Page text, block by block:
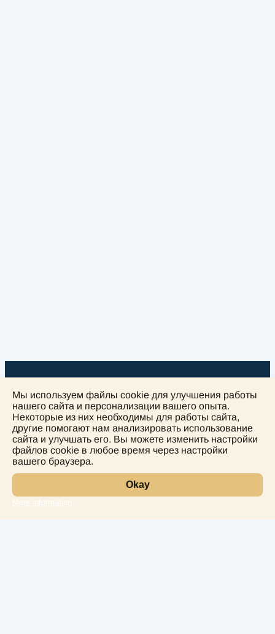
+
Мы используем файлы cookie для улучшения работы
нашего сайта и персонализации вашего опыта.
Некоторые из них необходимы для работы сайта,
другие помогают нам анализировать использование
сайта и улучшать его. Вы можете изменить настройки
файлов cookie в любое время через настройки
вашего браузера.
Okay
More information